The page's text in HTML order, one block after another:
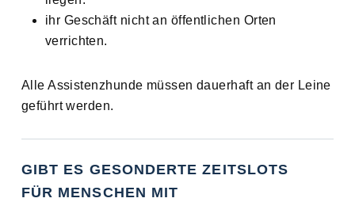
ihr Geschäft nicht an öffentlichen Orten
verrichten.
Alle Assistenzhunde müssen dauerhaft an der Leine
geführt werden.
GIBT ES GESONDERTE ZEITSLOTS
FÜR MENSCHEN MIT